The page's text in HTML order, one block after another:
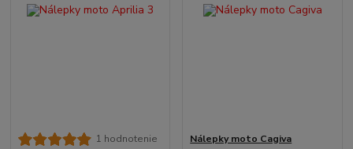
1 hodnotenie
Nálepky moto Cagiva